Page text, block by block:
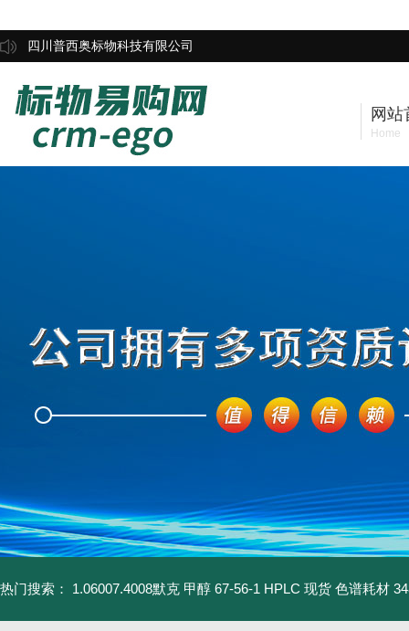
四川普西奥标物科技有限公司
网站
Home
热门搜索： 1.06007.4008默克 甲醇 67-56-1 HPLC 现货 色谱耗材